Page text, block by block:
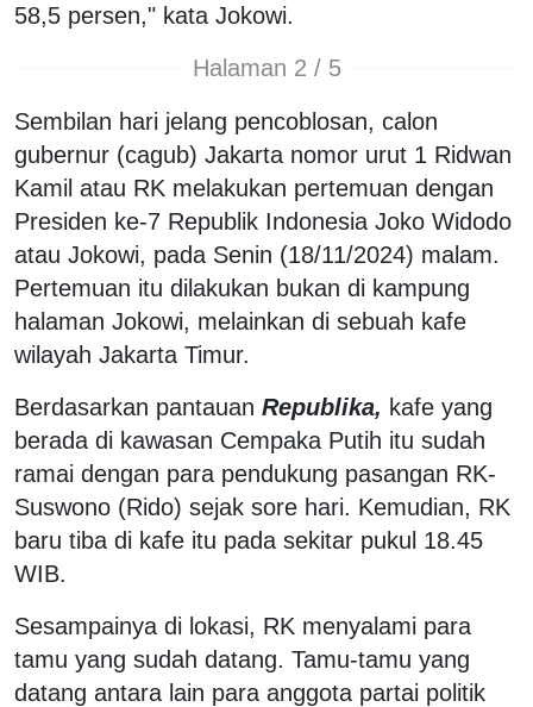
58,5 persen," kata Jokowi.
Halaman 2 / 5
Sembilan hari jelang pencoblosan, calon
gubernur (cagub) Jakarta nomor urut 1 Ridwan
Kamil atau RK melakukan pertemuan dengan
Presiden ke-7 Republik Indonesia Joko Widodo
atau Jokowi, pada Senin (18/11/2024) malam.
Pertemuan itu dilakukan bukan di kampung
halaman Jokowi, melainkan di sebuah kafe
wilayah Jakarta Timur.
Berdasarkan pantauan Republika, kafe yang
berada di kawasan Cempaka Putih itu sudah
ramai dengan para pendukung pasangan RK-
Suswono (Rido) sejak sore hari. Kemudian, RK
baru tiba di kafe itu pada sekitar pukul 18.45
WIB.
Sesampainya di lokasi, RK menyalami para
tamu yang sudah datang. Tamu-tamu yang
datang antara lain para anggota partai politik